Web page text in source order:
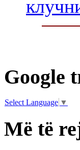
Google
Select Language ▼
Më të